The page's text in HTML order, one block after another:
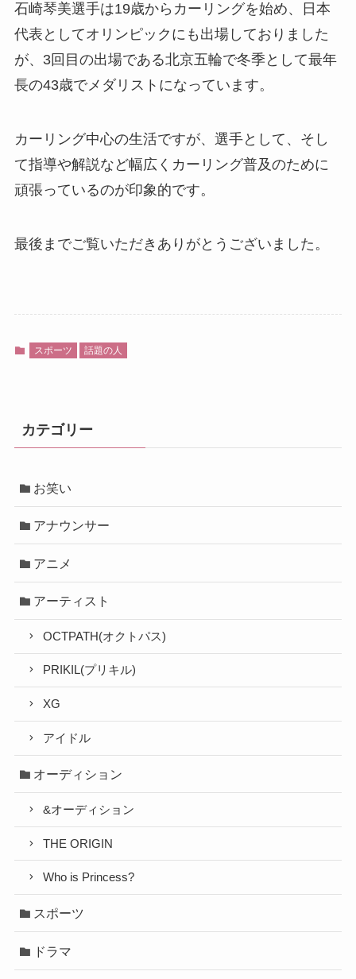
石崎琴美選手は19歳からカーリングを始め、日本
代表としてオリンピックにも出場しておりました
が、3回目の出場である北京五輪で冬季として最年
長の43歳でメダリストになっています。
カーリング中心の生活ですが、選手として、そし
て指導や解説など幅広くカーリング普及のために
頑張っているのが印象的です。
最後までご覧いただきありがとうございました。
スポーツ 話題の人
カテゴリー
お笑い
アナウンサー
アニメ
アーティスト
OCTPATH(オクトパス)
PRIKIL(プリキル)
XG
アイドル
オーディション
&オーディション
THE ORIGIN
Who is Princess?
スポーツ
ドラマ